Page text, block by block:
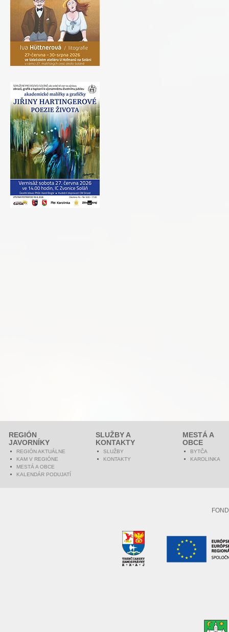
REGIÓN
JAVORNÍKY
REGIÓN AKTUÁLNE
KAM V REGIÓNE
MESTÁ A OBCE
KALENDÁR PODUJATÍ
SLUŽBY A
KONTAKTY
SLUŽBY
KONTAKTY
MESTÁ A
OBCE
BYTČA
KAROLINKA